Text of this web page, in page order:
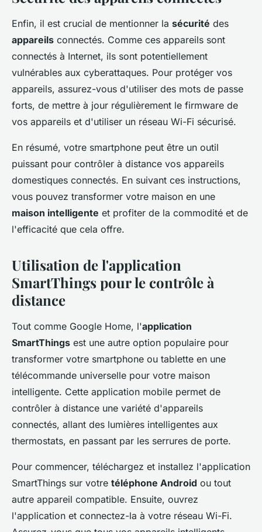
Enfin, il est crucial de mentionner la sécurité des
appareils connectés. Comme ces appareils sont
connectés à Internet, ils sont potentiellement
vulnérables aux cyberattaques. Pour protéger vos
appareils, assurez-vous d'utiliser des mots de passe
forts, de mettre à jour régulièrement le firmware de
vos appareils et d'utiliser un réseau Wi-Fi sécurisé.
En résumé, votre smartphone peut être un outil
puissant pour contrôler à distance vos appareils
domestiques connectés. En suivant ces instructions,
vous pouvez transformer votre maison en une
maison intelligente et profiter de la commodité et de
l'efficacité que cela offre.
Utilisation de l'application
SmartThings pour le contrôle à
distance
Tout comme Google Home, l'application
SmartThings est une autre option populaire pour
transformer votre smartphone ou tablette en une
télécommande universelle pour votre maison
intelligente. Cette application mobile permet de
contrôler à distance une variété d'appareils
connectés, allant des lumières intelligentes aux
thermostats, en passant par les serrures de porte.
Pour commencer, téléchargez et installez l'application
SmartThings sur votre téléphone Android ou tout
autre appareil compatible. Ensuite, ouvrez
l'application et connectez-la à votre réseau Wi-Fi.